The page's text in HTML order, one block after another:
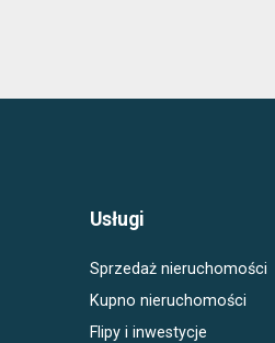
Usługi
Sprzedaż nieruchomości
Kupno nieruchomości
Flipy i inwestycje